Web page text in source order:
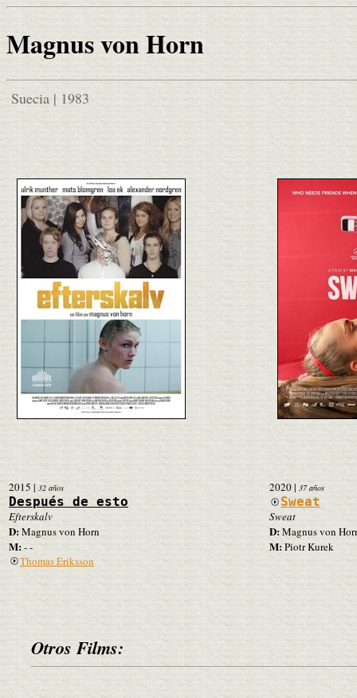
Magnus von Horn
Suecia | 1983
2015 | 32 años
Después de esto
Efterskalv
D:Magnus von Horn
M:- -
Thomas Eriksson
2020| 37 años
Sweat
Sweat
D:Magnus von
M: Piotr Kurek
Otros Films: